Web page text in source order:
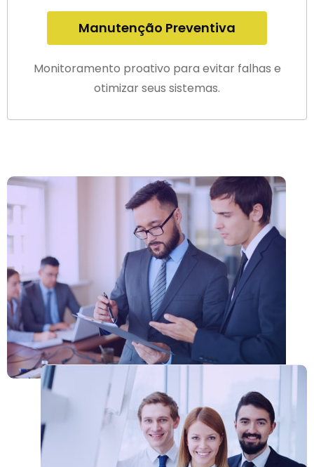
Manutenção Preventiva
Monitoramento proativo para evitar falhas e
otimizar seus sistemas.